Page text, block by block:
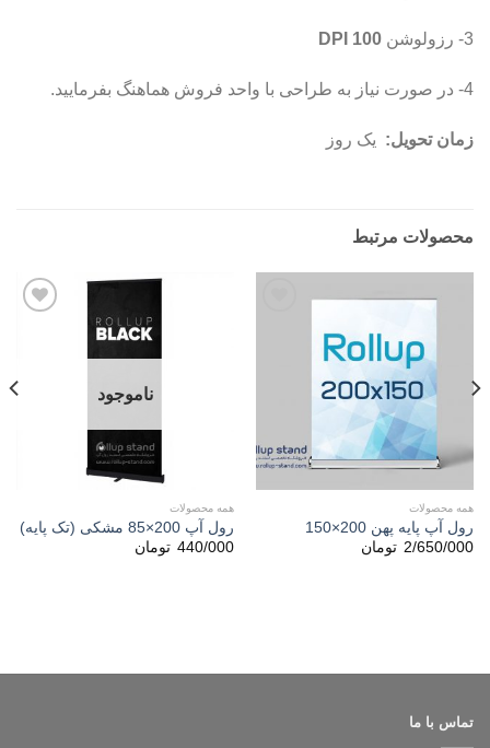
3- رزولوشن 100
DPI
4- در صورت نیاز به طراحی با واحد فروش هماهنگ بفرمایید.
زمان تحویل: یک‌ روز
محصولات مرتبط
همه محصولات
رول آپ پایه پهن 200×150
2/650/000 تومان
ناموجود
همه محصولات
رول آپ 200×85 مشکی (تک پایه)
440/000 تومان
تماس با ما